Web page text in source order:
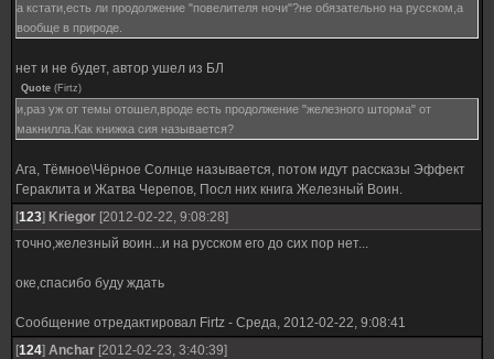
а кстати,есть ли продолжение "повелителя ночи"?не обязательно на русском,а
вообще в природе.
нет и не будет, автор ушел из БЛ
Quote (Firtz)
и,раз уж от темы отошел,вроде есть продолжение "железного шторма" от
макнилла.Как книжка сия называется?
Ага, Тёмное\Чёрное Солнце называется, потом идут рассказы Эффект
Гераклита и Жатва Черепов, Посл них книга Железный Воин.
[123] Kriegor [2012-02-22, 9:08:28]
точно,железный воин...и на русском его до сих пор нет...
оке,спасибо буду ждать
Сообщение отредактировал Firtz - Среда, 2012-02-22, 9:08:41
[124] Anchar [2012-02-23, 3:40:39]